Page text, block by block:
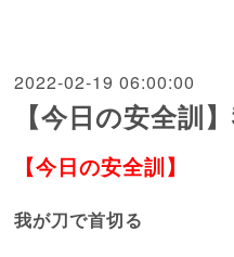
2022-02-19 06:00:00
【今日の安全訓
【今日の安全訓】
我が刀で首切る